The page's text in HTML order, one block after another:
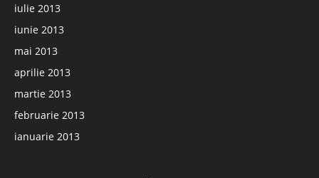
iulie 2013
iunie 2013
mai 2013
aprilie 2013
martie 2013
februarie 2013
ianuarie 2013